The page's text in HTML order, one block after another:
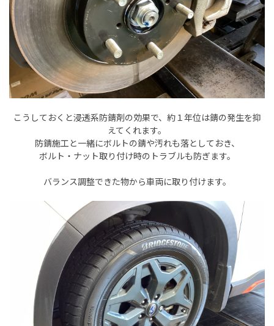
こうしておくと浸透系防錆剤の効果で、約１年位は錆の発生を抑
えてくれます。
防錆施工と一緒にボルトの錆や汚れも落としておき、
ボルト・ナット取り付け時のトラブルも防ぎます。
バランス調整できた物から車両に取り付けます。